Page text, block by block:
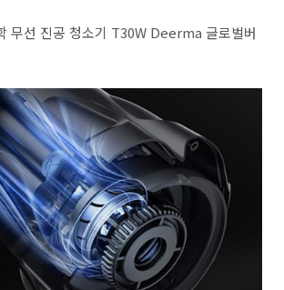
무선 진공 청소기 T30W Deerma 글로벌버